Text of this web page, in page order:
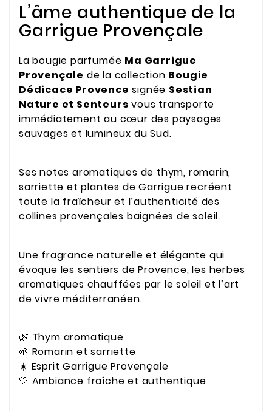
L’âme authentique de la
Garrigue Provençale
La bougie parfumée Ma Garrigue
Provençale de la collection Bougie
Dédicace Provence signée Sestian
Nature et Senteurs vous transporte
immédiatement au cœur des paysages
sauvages et lumineux du Sud.
Ses notes aromatiques de thym, romarin,
sarriette et plantes de Garrigue recréent
toute la fraîcheur et l’authenticité des
collines provençales baignées de soleil.
Une fragrance naturelle et élégante qui
évoque les sentiers de Provence, les herbes
aromatiques chauffées par le soleil et l’art
de vivre méditerranéen.
🌿 Thym aromatique
🌱 Romarin et sarriette
☀️ Esprit Garrigue Provençale
🤍 Ambiance fraîche et authentique